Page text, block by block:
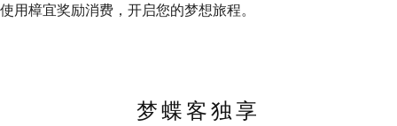
使用樟宜奖励消费，开启您的梦想旅程。
梦蝶客独享